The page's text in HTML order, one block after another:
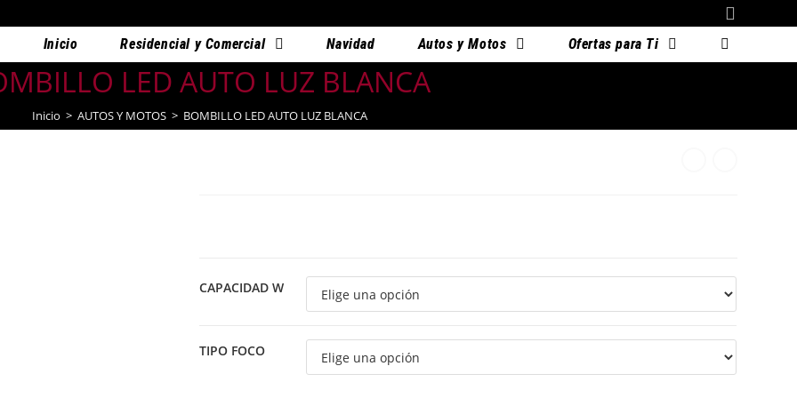
Inicio Residencial y Comercial Navidad Autos y Motos Ofertas para Ti
LED AUTO LUZ BLANCA
Inicio > AUTOS Y MOTOS > BOMBILLO LED AUTO LUZ BLANCA
CAPACIDAD W
TIPO FOCO